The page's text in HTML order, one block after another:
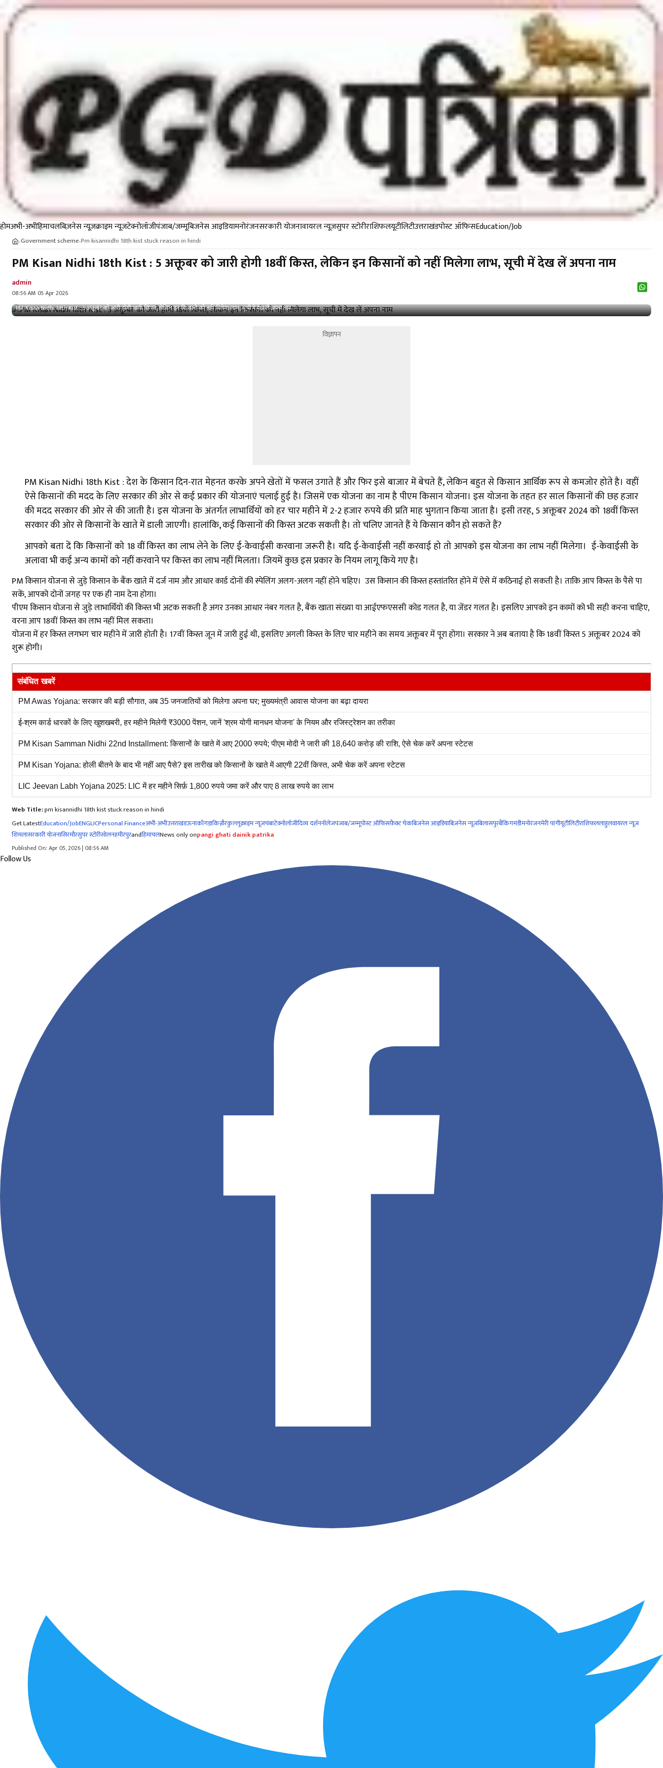
होमअभी-अभीहिमाचलबिज़नेस न्यूज़क्राइम न्यूजटेक्नोलॉजीपंजाब/जम्मूबिजनेस आइडियामनोरंजनसरकारी योजनावायरल न्यूज़सुपर स्टोरीराशिफलयूटीलिटीउत्तराखंडपोस्ट ऑफिसEducation/Job
›Government scheme›Pm kisannidhi 18th kist stuck reason in hindi
PM Kisan Nidhi 18th Kist : 5 अक्तूबर को जारी होगी 18वीं किस्त, लेकिन इन किसानों को नहीं मिलेगा लाभ, सूची में देख लें अपना नाम
admin
08:56 AM 05 Apr 2026
PM Kisan Nidhi 18th Kist : 5 अक्तूबर को जारी होगी 18वीं किस्त, लेकिन इन किसानों को नहीं मिलेगा लाभ, सूची में देख लें अपना नाम
विज्ञापन
PM Kisan Nidhi 18th Kist : देश के किसान दिन-रात मेहनत करके अपने खेतों में फसल उगाते हैं और फिर इसे बाजार में बेचते हैं, लेकिन बहुत से किसान आर्थिक रूप से कमजोर होते है। वहीं
ऐसे किसानों की मदद के लिए सरकार की ओर से कई प्रकार की योजनाएं चलाई हुई है। जिसमें एक योजना का नाम है पीएम किसान योजना। इस योजना के तहत हर साल किसानों की छह हजार
की मदद सरकार की ओर से की जाती है। इस योजना के अंतर्गत लाभार्थियों को हर चार महीने में 2-2 हजार रुपये की प्रति माह भुगतान किया जाता है। इसी तरह, 5 अक्तूबर 2024 को 18वीं किस्त
सरकार की ओर से किसानों के खाते में डाली जाएगी। हालांकि, कई किसानों की किस्त अटक सकती है। तो चलिए जानते हैं ये किसान कौन हो सकते हैं?
आपको बता दें कि किसानों को 18 वीं किस्त का लाभ लेने के लिए ई-केवाईसी करवाना जरूरी है। यदि ई-केवाईसी नहीं करवाई हो तो आपको इस योजना का लाभ नहीं मिलेगा। ई-केवाईसी के
अलावा भी कई अन्य कामों को नहीं करवाने पर किस्त का लाभ नहीं मिलता। जियमें कुछ इस प्रकार के नियम लागू किये गए है।
PM किसान योजना से जुड़े किसान के बैंक खाते में दर्ज नाम और आधार कार्ड दोनों की स्पेलिंग अलग-अलग नहीं होने चहिए। उस किसान की किस्त हस्तांतरित होने में ऐसे में कठिनाई हो सकती है। ताकि आप किस्त के पैसे पा
सकें, आपको दोनों जगह पर एक ही नाम देना होगा।
पीएम किसान योजना से जुड़े लाभार्थियों की किस्त भी अटक सकती है अगर उनका आधार नंबर गलत है, बैंक खाता संख्या या आईएफएससी कोड गलत है, या जेंडर गलत है। इसलिए आपको इन कामों को भी सही करना चाहिए,
वरना आप 18वीं किस्त का लाभ नहीं मिल सकता।
योजना में हर किस्त लगभग चार महीने में जारी होती है। 17वीं किस्त जून में जारी हुई थी, इसलिए अगली किस्त के लिए चार महीने का समय अक्तूबर में पूरा होगा। सरकार ने अब बताया है कि 18वीं किस्त 5 अक्तूबर 2024 को
शुरू होगी।
संबंधित खबरें
PM Awas Yojana: सरकार की बड़ी सौगात, अब 35 जनजातियों को मिलेगा अपना घर; मुख्यमंत्री आवास योजना का बढ़ा दायरा
ई-श्रम कार्ड धारकों के लिए खुशखबरी, हर महीने मिलेगी ₹3000 पेंशन, जानें 'श्रम योगी मानधन योजना' के नियम और रजिस्ट्रेशन का तरीका
PM Kisan Samman Nidhi 22nd Installment: किसानों के खाते में आए 2000 रुपये; पीएम मोदी ने जारी की 18,640 करोड़ की राशि, ऐसे चेक करें अपना स्टेटस
PM Kisan Yojana: होली बीतने के बाद भी नहीं आए पैसे? इस तारीख को किसानों के खाते में आएगी 22वीं किस्त, अभी चेक करें अपना स्टेटस
LIC Jeevan Labh Yojana 2025: LIC में हर महीने सिर्फ़ 1,800 रुपये जमा करें और पाए 8 लाख रुपये का लाभ
Web Title:pm kisannidhi 18th kist stuck reason in hindi
Get LatestEducation/JobENGLICPersonal Financeअभी-अभीउत्तराखंडऊनाकाँगड़ाकिन्नौरकुल्लूक्राइम न्यूजचंबाटेक्नोलॉजीदिव्य दर्शननॉलेजपंजाब/जम्मूपोस्ट ऑफिसफ़ैक्ट चेकबिजनेस आइडियाबिज़नेस न्यूज़बिलासपुरबैंकिंगमंडीमनोरंजनमेरी पांगीयूटीलिटीराशिफललाहुलवायरल न्यूज़
शिमलासरकारी योजनासिरमौरसुपर स्टोरीसोलनहमीरपुरandहिमाचलNews only onpangi ghati dainik patrika
Published On: Apr 05, 2026 | 08:56 AM
Follow Us